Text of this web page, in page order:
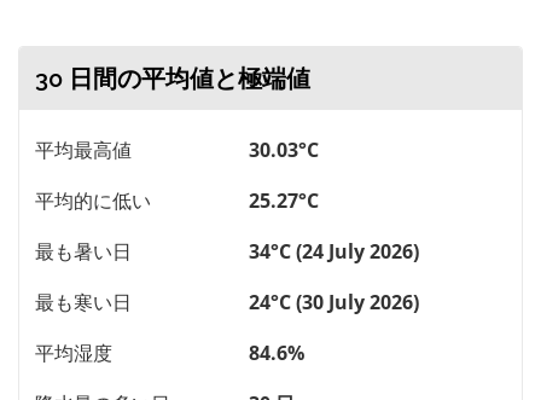
30 日間の平均値と極端値
平均最高値
30.03°C
平均的に低い
25.27°C
最も暑い日
34°C (24 July 2026)
最も寒い日
24°C (30 July 2026)
平均湿度
84.6%